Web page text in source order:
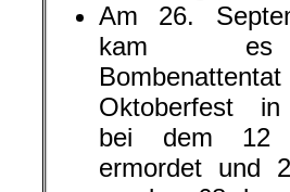
Am 26.
kam
Oktoberfest in
bei dem 12
ermordet und